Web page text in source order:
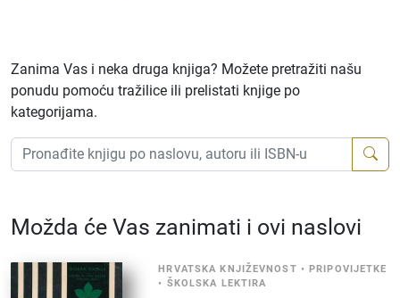
Zanima Vas i neka druga knjiga? Možete pretražiti našu
ponudu pomoću tražilice ili prelistati knjige po
kategorijama.
Možda će Vas zanimati i ovi naslovi
HRVATSKA KNJIŽEVNOST •PRIPOVIJETKE
• ŠKOLSKA LEKTIRA